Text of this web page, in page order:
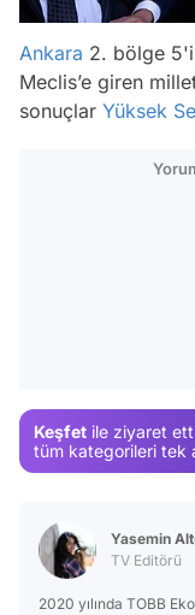
Ankara 2. bölge
Meclis’e giren
sonuçlar Yüksek
Keşfet ile ziyaret
tüm kategorileri tek
Yasemin
TV Editörü
2020 yılında TOBB